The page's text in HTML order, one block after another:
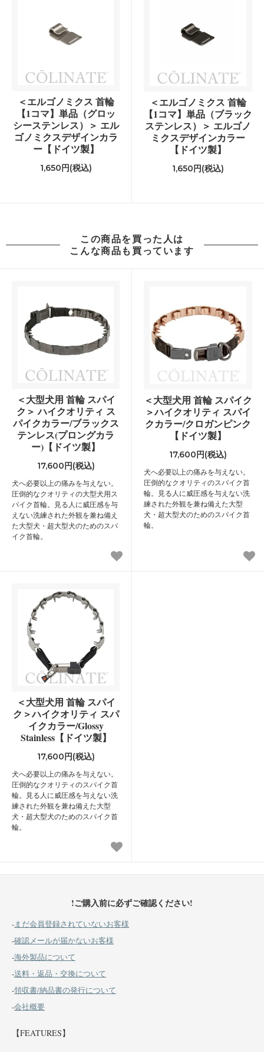
＜エルゴノミクス 首輪
【1コマ】単品（グロッ
シーステンレス）＞ エル
ゴノミクスデザインカラ
ー【ドイツ製】
1,650円(税込)
＜エルゴノミクス 首輪
【1コマ】単品（ブラック
ステンレス）＞ エルゴノ
ミクスデザインカラー
【ドイツ製】
1,650円(税込)
この商品を買った人は
こんな商品も買っています
＜大型犬用 首輪 スパイ
ク＞ ハイクオリティ ス
パイクカラー/ブラックス
テンレス(プロングカラ
ー)【ドイツ製】
17,600円(税込)
犬へ必要以上の痛みを与えない。
圧倒的なクオリティの大型犬用ス
パイク首輪。見る人に威圧感を与
えない洗練された外観を兼ね備え
た大型犬・超大型犬のためのスパ
イク首輪。
＜大型犬用 首輪 スパイク
＞ハイクオリティ スパイ
クカラー/クロガンピンク
【ドイツ製】
17,600円(税込)
犬へ必要以上の痛みを与えない。
圧倒的なクオリティのスパイク首
輪。見る人に威圧感を与えない洗
練された外観を兼ね備えた大型
犬・超大型犬のためのスパイク首
輪。
＜大型犬用 首輪 スパイ
ク＞ハイクオリティ スパ
イクカラー/Glossy
Stainless【ドイツ製】
17,600円(税込)
犬へ必要以上の痛みを与えない。
圧倒的なクオリティのスパイク首
輪。見る人に威圧感を与えない洗
練された外観を兼ね備えた大型
犬・超大型犬のためのスパイク首
輪。
!ご購入前に必ずご確認ください!
-まだ会員登録されていないお客様
-確認メールが届かないお客様
-海外製品について
-送料・返品・交換について
-領収書/納品書の発行について
-会社概要
【FEATURES】